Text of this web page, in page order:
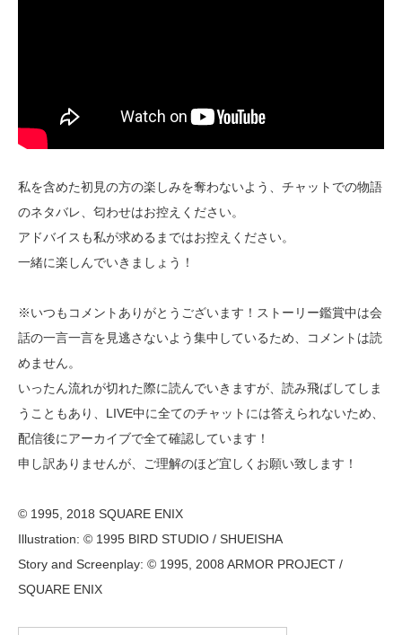
私を含めた初見の方の楽しみを奪わないよう、チャットでの物語
のネタバレ、匂わせはお控えください。
アドバイスも私が求めるまではお控えください。
一緒に楽しんでいきましょう！
※いつもコメントありがとうございます！ストーリー鑑賞中は会
話の一言一言を見逃さないよう集中しているため、コメントは読
めません。
いったん流れが切れた際に読んでいきますが、読み飛ばしてしま
うこともあり、LIVE中に全てのチャットには答えられないため、
配信後にアーカイブで全て確認しています！
申し訳ありませんが、ご理解のほど宜しくお願い致します！
© 1995, 2018 SQUARE ENIX
Illustration: © 1995 BIRD STUDIO / SHUEISHA
Story and Screenplay: © 1995, 2008 ARMOR PROJECT /
SQUARE ENIX